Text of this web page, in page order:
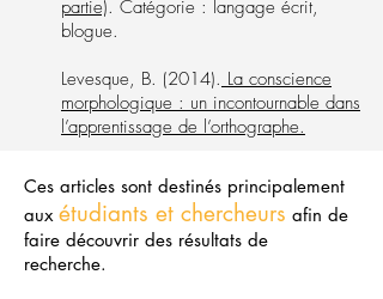
partie). Catégorie : langage écrit,
blogue.
Levesque, B. (2014). La conscience
morphologique : un incontournable dans
l’apprentissage de l’orthographe.
Ces articles sont destinés principalement
aux étudiants et chercheurs afin de
faire découvrir des résultats de
recherche.